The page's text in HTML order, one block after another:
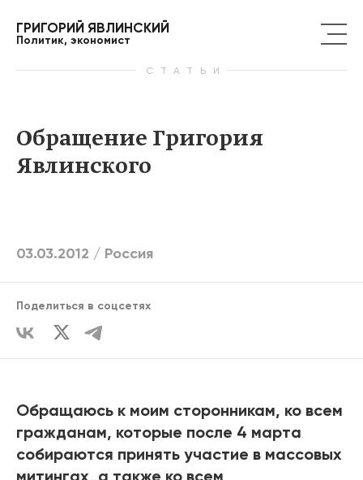
ГРИГОРИЙ ЯВЛИНСКИЙ
Политик, экономист
СТАТЬИ
Обращение Григория
Явлинского
03.03.2012 / Россия
Поделиться в соцсетях
Обращаюсь к моим сторонникам, ко всем
гражданам, которые после 4 марта
собираются принять участие в массовых
митингах, а также ко всем